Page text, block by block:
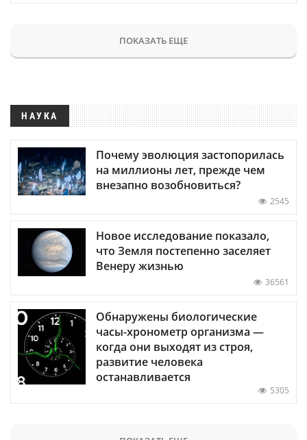
ПОКАЗАТЬ ЕЩЕ
НАУКА
Почему эволюция застопорилась
на миллионы лет, прежде чем
внезапно возобновиться?
2545
Новое исследование показало,
что Земля постепенно заселяет
Венеру жизнью
36561
Обнаружены биологические
часы-хронометр организма —
когда они выходят из строя,
развитие человека
останавливается
5305